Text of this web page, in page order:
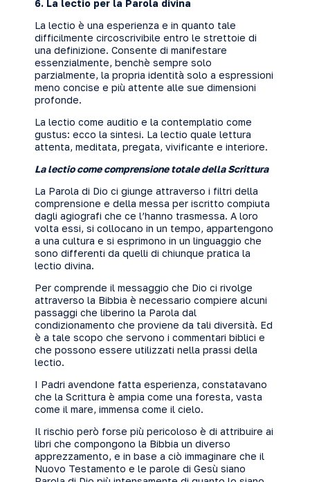
6. La lectio per la Parola divina
La lectio è una esperienza e in quanto tale
difficilmente circoscrivibile entro le strettoie di
una definizione. Consente di manifestare
essenzialmente, benchè sempre solo
parzialmente, la propria identità solo a espressioni
meno concise e più attente alle sue dimensioni
profonde.
La lectio come auditio e la contemplatio come
gustus: ecco la sintesi. La lectio quale lettura
attenta, meditata, pregata, vivificante e interiore.
La lectio come comprensione totale della Scrittura
La Parola di Dio ci giunge attraverso i filtri della
comprensione e della messa per iscritto compiuta
dagli agiografi che ce l’hanno trasmessa. A loro
volta essi, si collocano in un tempo, appartengono
a una cultura e si esprimono in un linguaggio che
sono differenti da quelli di chiunque pratica la
lectio divina.
Per comprende il messaggio che Dio ci rivolge
attraverso la Bibbia è necessario compiere alcuni
passaggi che liberino la Parola dal
condizionamento che proviene da tali diversità. Ed
è a tale scopo che servono i commentari biblici e
che possono essere utilizzati nella prassi della
lectio.
I Padri avendone fatta esperienza, constatavano
che la Scrittura è ampia come una foresta, vasta
come il mare, immensa come il cielo.
Il rischio però forse più pericoloso è di attribuire ai
libri che compongono la Bibbia un diverso
apprezzamento, e in base a ciò immaginare che il
Nuovo Testamento e le parole di Gesù siano